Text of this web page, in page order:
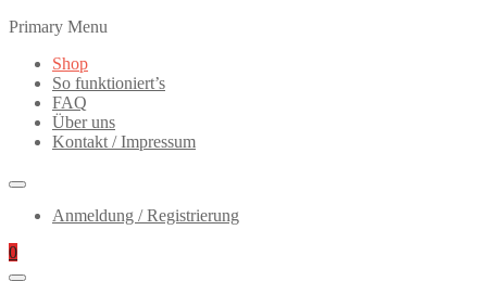
Primary Menu
Shop
So funktioniert’s
FAQ
Über uns
Kontakt / Impressum
Anmeldung / Registrierung
0